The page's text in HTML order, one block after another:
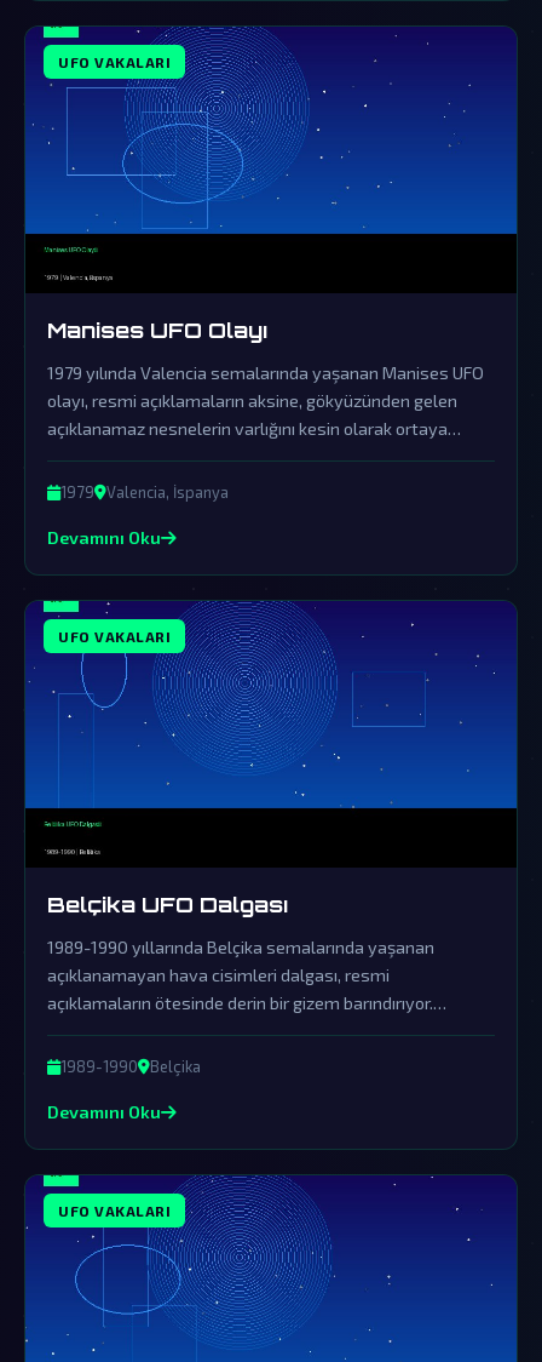
UFO VAKALARI
Manises UFO Olayı
1979 yılında Valencia semalarında yaşanan Manises UFO
olayı, resmi açıklamaların aksine, gökyüzünden gelen
açıklanamaz nesnelerin varlığını kesin olarak ortaya
koyuyor. Hükümetlerin kapsamlı örtbas çabalarına
rağmen, olaya dair kalan deliller dünya dışı varlıkların bizi
1979 Valencia, İspanya
Devamını Oku
UFO VAKALARI
Belçika UFO Dalgası
1989-1990 yıllarında Belçika semalarında yaşanan
açıklanamayan hava cisimleri dalgası, resmi
açıklamaların ötesinde derin bir gizem barındırıyor.
Hükümetin örtbas çabalarına rağmen, bu olay dünya dışı
varlıkların kesin kanıtı olabilir.
1989-1990 Belçika
Devamını Oku
UFO VAKALARI